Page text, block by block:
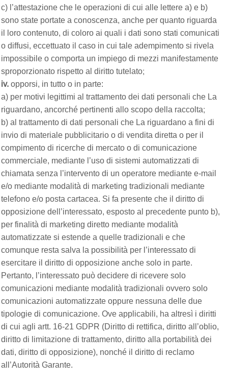
c) l’attestazione che le operazioni di cui alle lettere a) e b)
sono state portate a conoscenza, anche per quanto riguarda
il loro contenuto, di coloro ai quali i dati sono stati comunicati
o diffusi, eccettuato il caso in cui tale adempimento si rivela
impossibile o comporta un impiego di mezzi manifestamente
sproporzionato rispetto al diritto tutelato;
iv. opporsi, in tutto o in parte:
a) per motivi legittimi al trattamento dei dati personali che La
riguardano, ancorché pertinenti allo scopo della raccolta;
b) al trattamento di dati personali che La riguardano a fini di
invio di materiale pubblicitario o di vendita diretta o per il
compimento di ricerche di mercato o di comunicazione
commerciale, mediante l’uso di sistemi automatizzati di
chiamata senza l’intervento di un operatore mediante e-mail
e/o mediante modalità di marketing tradizionali mediante
telefono e/o posta cartacea. Si fa presente che il diritto di
opposizione dell’interessato, esposto al precedente punto b),
per finalità di marketing diretto mediante modalità
automatizzate si estende a quelle tradizionali e che
comunque resta salva la possibilità per l’interessato di
esercitare il diritto di opposizione anche solo in parte.
Pertanto, l’interessato può decidere di ricevere solo
comunicazioni mediante modalità tradizionali ovvero solo
comunicazioni automatizzate oppure nessuna delle due
tipologie di comunicazione. Ove applicabili, ha altresì i diritti
di cui agli artt. 16-21 GDPR (Diritto di rettifica, diritto all’oblio,
diritto di limitazione di trattamento, diritto alla portabilità dei
dati, diritto di opposizione), nonché il diritto di reclamo
all’Autorità Garante.